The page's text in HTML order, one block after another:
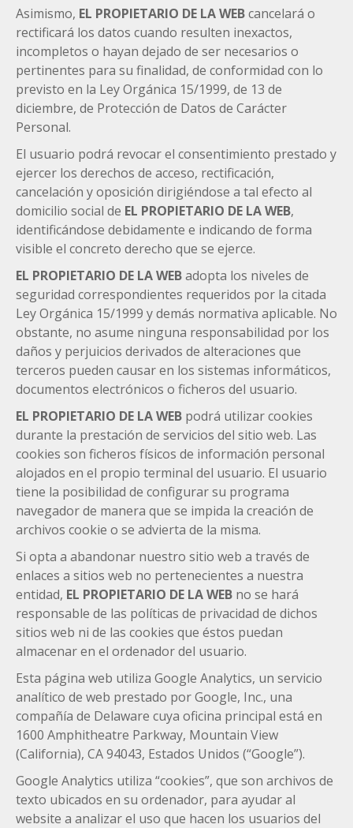
Asimismo, EL PROPIETARIO DE LA WEBcancelará o
rectificará los datos cuando resulten inexactos,
incompletos o hayan dejado de ser necesarios o
pertinentes para su finalidad, de conformidad con lo
previsto en la Ley Orgánica 15/1999, de 13 de
diciembre, de Protección de Datos de Carácter
Personal.
El usuario podrá revocar el consentimiento prestado y
ejercer los derechos de acceso, rectificación,
cancelación y oposición dirigiéndose a tal efecto al
domicilio social de EL PROPIETARIO DE LA WEB,
identificándose debidamente e indicando de forma
visible el concreto derecho que se ejerce.
EL PROPIETARIO DE LA WEBadopta los niveles de
seguridad correspondientes requeridos por la citada
Ley Orgánica 15/1999 y demás normativa aplicable. No
obstante, no asume ninguna responsabilidad por los
daños y perjuicios derivados de alteraciones que
terceros pueden causar en los sistemas informáticos,
documentos electrónicos o ficheros del usuario.
EL PROPIETARIO DE LA WEB podrá utilizar cookies
durante la prestación de servicios del sitio web. Las
cookies son ficheros físicos de información personal
alojados en el propio terminal del usuario. El usuario
tiene la posibilidad de configurar su programa
navegador de manera que se impida la creación de
archivos cookie o se advierta de la misma.
Si opta a abandonar nuestro sitio web a través de
enlaces a sitios web no pertenecientes a nuestra
entidad, EL PROPIETARIO DE LA WEB no se hará
responsable de las políticas de privacidad de dichos
sitios web ni de las cookies que éstos puedan
almacenar en el ordenador del usuario.
Esta página web utiliza Google Analytics, un servicio
analítico de web prestado por Google, Inc., una
compañía de Delaware cuya oficina principal está en
1600 Amphitheatre Parkway, Mountain View
(California), CA 94043, Estados Unidos (“Google”).
Google Analytics utiliza “cookies”, que son archivos de
texto ubicados en su ordenador, para ayudar al
website a analizar el uso que hacen los usuarios del